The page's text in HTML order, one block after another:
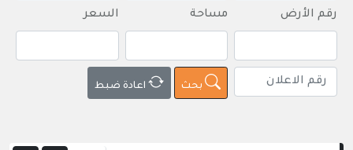
رقم الأرض مساحة السعر
بحث اعادة ضبط